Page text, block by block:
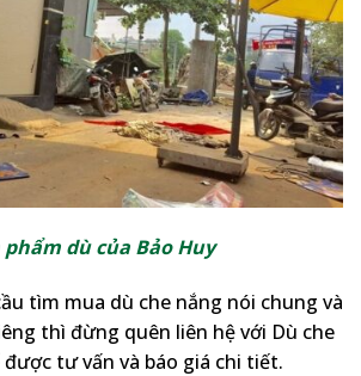
dù của Bảo Huy
tìm mua dù che nắng nói chung và
thì đừng quên liên hệ với Dù che
tư vấn và báo giá chi tiết.